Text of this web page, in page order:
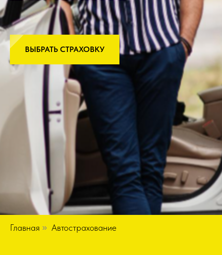
ВЫБРАТЬ СТРАХОВКУ
Главная » Автострахование